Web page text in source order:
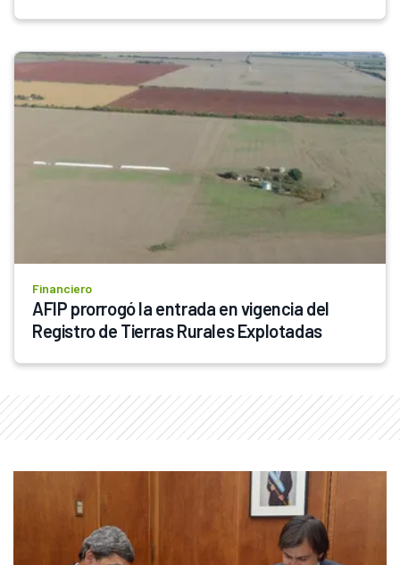
Financiero
AFIP prorrogó la entrada en vigencia del
Registro de Tierras Rurales Explotadas